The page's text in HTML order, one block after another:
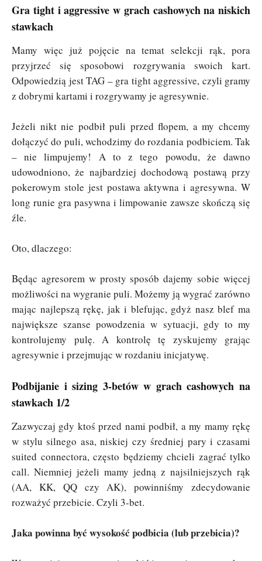
Gra tight i aggressive w grach cashowych na niskich
stawkach
Mamy więc już pojęcie na temat selekcji rąk, pora
przyjrzeć się sposobowi rozgrywania swoich kart.
Odpowiedzią jest TAG – gra tight aggressive, czyli gramy
z dobrymi kartami i rozgrywamy je agresywnie.
Jeżeli nikt nie podbił puli przed flopem, a my chcemy
dołączyć do puli, wchodzimy do rozdania podbiciem. Tak
– nie limpujemy! A to z tego powodu, że dawno
udowodniono, że najbardziej dochodową postawą przy
pokerowym stole jest postawa aktywna i agresywna. W
long runie gra pasywna i limpowanie zawsze skończą się
źle.
Oto, dlaczego:
Będąc agresorem w prosty sposób dajemy sobie więcej
możliwości na wygranie puli. Możemy ją wygrać zarówno
mając najlepszą rękę, jak i blefując, gdyż nasz blef ma
największe szanse powodzenia w sytuacji, gdy to my
kontrolujemy pulę. A kontrolę tę zyskujemy grając
agresywnie i przejmując w rozdaniu inicjatywę.
Podbijanie i sizing 3-betów w grach cashowych na
stawkach 1/2
Zazwyczaj gdy ktoś przed nami podbił, a my mamy rękę
w stylu silnego asa, niskiej czy średniej pary i czasami
suited connectora, często będziemy chcieli zagrać tylko
call. Niemniej jeżeli mamy jedną z najsilniejszych rąk
(AA, KK, QQ czy AK), powinniśmy zdecydowanie
rozważyć przebicie. Czyli 3-bet.
Jaka powinna być wysokość podbicia (lub przebicia)?